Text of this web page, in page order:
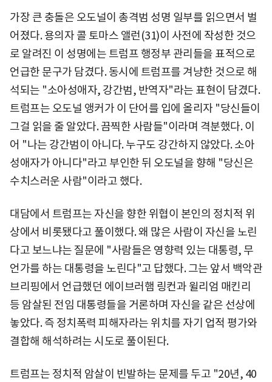
가장 큰 충돌은 오도널이 총격범 성명 일부를 읽으면서 벌
어졌다. 용의자 콜 토마스 앨런(31)이 사전에 작성한 것으
로 알려진 이 성명에는 트럼프 행정부 관리들을 표적으로
언급한 문구가 담겼다. 동시에 트럼프를 겨냥한 것으로 해
석되는 "소아성애자, 강간범, 반역자"라는 표현이 담겼다.
트럼프는 오도널 앵커가 이 단어를 입에 올리자 "당신들이
그걸 읽을 줄 알았다. 끔찍한 사람들"이라며 격분했다. 이
어 "나는 강간범이 아니다. 누구도 강간하지 않았다. 소아
성애자가 아니다"라고 부인한 뒤 오도널을 향해 "당신은
수치스러운 사람"이라고 했다.
대담에서 트럼프는 자신을 향한 위협이 본인의 정치적 위
상에서 비롯됐다고 풀이했다. 왜 많은 사람이 자신을 노린
다고 보느냐는 질문에 "사람들은 영향력 있는 대통령, 무
언가를 하는 대통령을 노린다"고 답했다. 그는 앞서 백악관
브리핑에서 언급했던 에이브러햄 링컨과 윌리엄 매킨리
등 암살된 전임 대통령들을 거론하며 자신을 같은 선상에
놓았다. 즉 정치폭력 피해자라는 위치를 자기 업적 평가와
결합해 해석하려는 시도로 풀이된다.
트럼프는 정치적 암살이 빈발하는 문제를 두고 "20년, 40